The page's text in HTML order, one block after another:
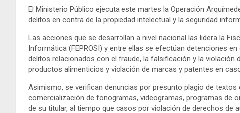
El Ministerio Público ejecuta este martes la Operación
delitos en contra de la propiedad intelectual y la seguridad
Las acciones que se desarrollan a nivel nacional las lidera la
Informática (FEPROSI) y entre ellas se efectúan detenciones
delitos relacionados con el fraude, la falsificación y la violación
productos alimenticios y violación de marcas y patentes en
Asimismo, se verifican denuncias por presunto plagio de
comercialización de fonogramas, videogramas, programas de
de su titular, al tiempo que casos por violación de derechos de